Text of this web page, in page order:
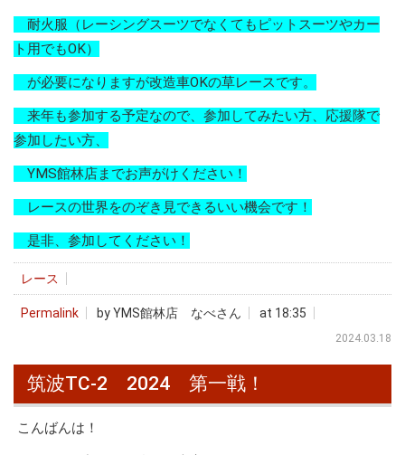
耐火服（レーシングスーツでなくてもピットスーツやカー
ト用でもOK）
が必要になりますが改造車OKの草レースです。
来年も参加する予定なので、参加してみたい方、応援隊で
参加したい方、
YMS館林店までお声がけください！
レースの世界をのぞき見できるいい機会です！
是非、参加してください！
レース
Permalink by YMS館林店 なべさん at 18:35
2024.03.18
筑波TC-2 2024 第一戦！
こんばんは！